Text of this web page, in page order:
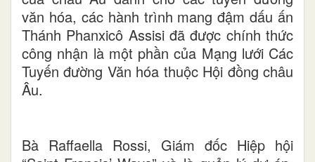
văn hóa, các hành trình mang đậm dấu ấn
Thánh Phanxicô Assisi đã được chính thức
công nhận là một phần của Mạng lưới Các
Tuyến đường Văn hóa thuộc Hội đồng châu
Âu.
Bà Raffaella Rossi, Giám đốc Hiệp hội